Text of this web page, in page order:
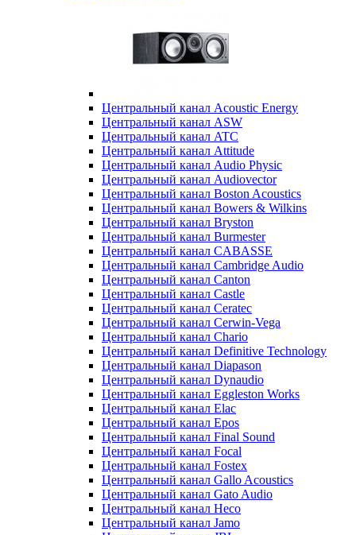
Центральный канал Acoustic Energy
Центральный канал ASW
Центральный канал ATC
Центральный канал Attitude
Центральный канал Audio Physic
Центральный канал Audiovector
Центральный канал Boston Acoustics
Центральный канал Bowers & Wilkins
Центральный канал Bryston
Центральный канал Burmester
Центральный канал CABASSE
Центральный канал Cambridge Audio
Центральный канал Canton
Центральный канал Castle
Центральный канал Ceratec
Центральный канал Cerwin-Vega
Центральный канал Chario
Центральный канал Definitive Technology
Центральный канал Diapason
Центральный канал Dynaudio
Центральный канал Eggleston Works
Центральный канал Elac
Центральный канал Epos
Центральный канал Final Sound
Центральный канал Focal
Центральный канал Fostex
Центральный канал Gallo Acoustics
Центральный канал Gato Audio
Центральный канал Heco
Центральный канал Jamo